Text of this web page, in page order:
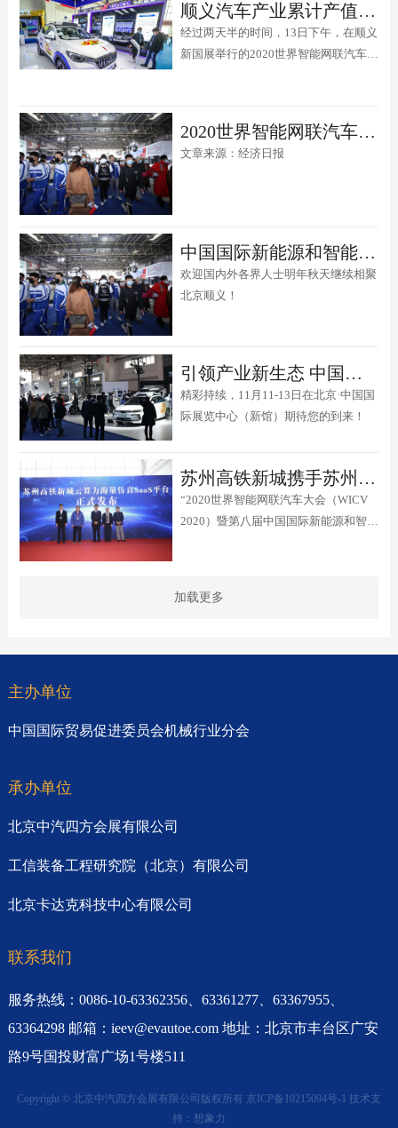
顺义汽车产业累计产值超万亿, 布局智能网联汽车全产业链发展
经过两天半的时间，13日下午，在顺义
新国展举行的2020世界智能网联汽车大
2020世界智能网联汽车大会开幕 多部门共促产业发展
文章来源：经济日报
中国国际新能源和智能网联汽车展在京圆满落幕 期待明年再见
欢迎国内外各界人士明年秋天继续相聚
北京顺义！
引领产业新生态 中国国际新能源和智能网联汽车展在京隆重开幕
精彩持续，11月11-13日在北京·中国国
际展览中心（新馆）期待您的到来！
苏州高铁新城携手苏州智行众维智能科技有限公司正式发布云算力海量仿真SaaS平台
“2020世界智能网联汽车大会（WICV
2020）暨第八届中国国际新能源和智能
加载更多
主办单位
中国国际贸易促进委员会机械行业分会
承办单位
北京中汽四方会展有限公司
工信装备工程研究院（北京）有限公司
北京卡达克科技中心有限公司
联系我们
服务热线：0086-10-63362356、63361277、63367955、
63364298 邮箱：ieev@evautoe.com 地址：北京市丰台区广安
路9号国投财富广场1号楼511
Copyright © 北京中汽四方会展有限公司版权所有 京ICP备10215094号-1 技术支
持： 想象力